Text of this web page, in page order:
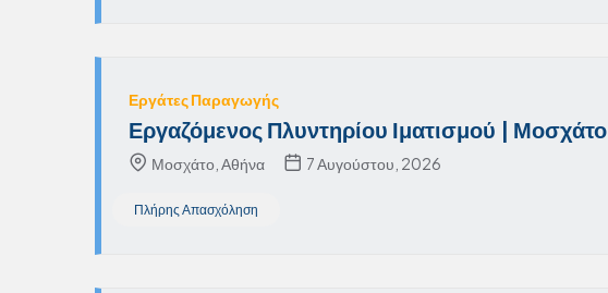
Εργάτες Παραγωγής
Εργαζόμενος Πλυντηρίου Ιματισμού | Μοσχάτο
Μοσχάτο, Αθήνα 7 Αυγούστου, 2026
Πλήρης Απασχόληση